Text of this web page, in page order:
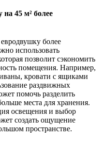
45 м² более
евродвушку более
использовать
позволит сэкономить
помещения. Например,
кровати с ящиками
раздвижных
помочь разделить
места для хранения.
освещения и выбор
создать ощущение
пространстве.